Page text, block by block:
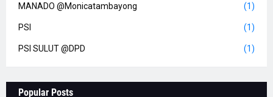
MANADO @Monicatambayong (1)
PSI (1)
PSI SULUT @DPD (1)
Popular Posts